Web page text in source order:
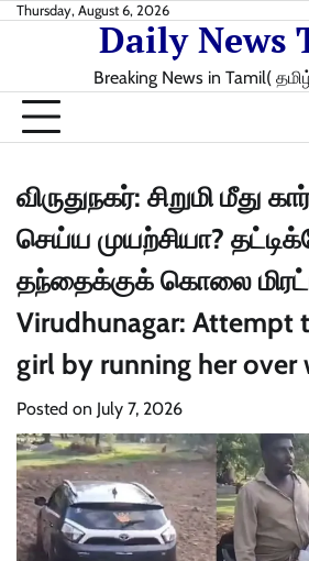
SkipThursday, August 6, 2026
Daily News
Breaking News in Tamil(
விருதுநகர்: சிறுமி மீது
செய்ய முயற்சியா?
தந்தைக்குக் கொலை
Virudhunagar: Attempt
girl by running her over
Posted on July 7, 2026